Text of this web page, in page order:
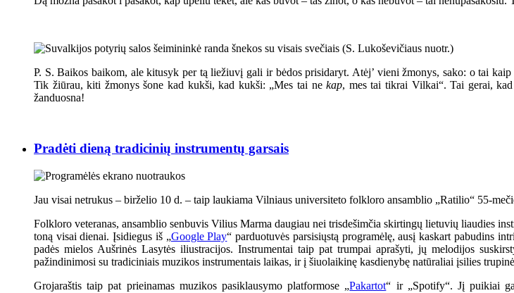
P. S. Baikos baikom, ale kitusyk per tą liežiuvį gali ir bėdos prisidaryt. Atėj’ vieni žmonys, sako: o tai
Tik žiūrau, kiti žmonys šone kad kukši, kad kukši: „Mes tai nekap, mes tai tikrai Vilkai“. Tai gerai,
žanduosna!
Pradėti dieną tradicinių instrumentų garsais
Jau visai netrukus – birželio 10 d. – taip laukiama Vilniaus universiteto folkloro ansamblio „Ratilio“ 55-
Folkloro veteranas, ansamblio senbuvis Vilius Marma daugiau nei trisdešimčia skirtingų lietuvių liaudies
toną visai dienai. Įsidiegus iš „Google Play“ parduotuvės parsisiųstą programėlę, ausį kaskart pabudins
padės mielos Aušrinės Lasytės iliustracijos. Instrumentai taip pat trumpai aprašyti, jų melodijos
pažindinimosi su tradiciniais muzikos instrumentais laikas, ir į šiuolaikinę kasdienybę natūraliai įsilies
Grojaraštis taip pat prieinamas muzikos pasiklausymo platformose „Pakartot“ ir „Spotify“. Jį puikiai